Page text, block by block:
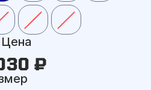
Цена
₽